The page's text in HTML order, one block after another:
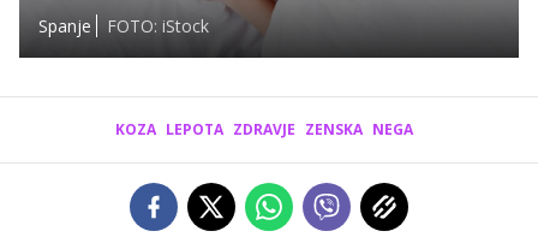
Spanje FOTO: iStock
KOZA LEPOTA ZDRAVJE ZENSKA NEGA